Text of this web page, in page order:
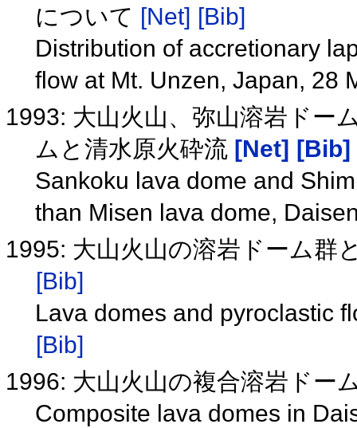
について [Net] [Bib]
Distribution of accretionary
flow at Mt. Unzen, Japan, 28
1993: 大山火山、弥山溶岩ドー
ムと清水原火砕流 [Net] [Bib]
Sankoku lava dome and
than Misen lava dome,
1995: 大山火山の溶岩ドーム
[Bib]
Lava domes and pyroclastic
[Bib]
1996: 大山火山の複合溶岩ドー
Composite lava domes in